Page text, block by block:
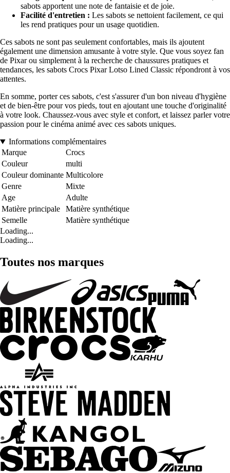
sabots apportent une note de fantaisie et de joie.
Facilité d'entretien : Les sabots se nettoient facilement, ce qui
les rend pratiques pour un usage quotidien.
Ces sabots ne sont pas seulement confortables, mais ils ajoutent
également une dimension amusante à votre style. Que vous soyez fan
de Pixar ou simplement à la recherche de chaussures pratiques et
tendances, les sabots Crocs Pixar Lotso Lined Classic répondront à vos
attentes.
En somme, porter ces sabots, c'est s'assurer d'un bon niveau d'hygiène
et de bien-être pour vos pieds, tout en ajoutant une touche d'originalité
à votre look. Chaussez-vous avec style et confort, et laissez parler votre
passion pour le cinéma animé avec ces sabots uniques.
Informations complémentaires
Marque
Crocs
Couleur
multi
Couleur dominante Multicolore
Genre
Mixte
Age
Adulte
Matière principale
Matière synthétique
Semelle
Matière synthétique
Loading...
Loading...
Toutes nos marques